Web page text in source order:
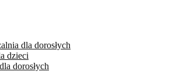
dla dorosłych
dzieci
dorosłych